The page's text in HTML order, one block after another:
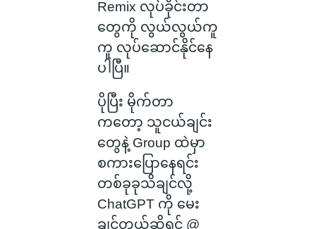
Remix လုပ်ခိုင်းတာ
တွေကို လွယ်လွယ်ကူ
ကူ လုပ်ဆောင်နိုင်နေ
ပါပြီ။
ပိုပြီး မိုက်တာ
ကတော့ သူငယ်ချင်း
တွေနဲ့ Group ထဲမှာ
စကားပြောနေရင်း
တစ်ခုခုသိချင်လို့
ChatGPT ကို မေး
ချင်တယ်ဆိုရင် @